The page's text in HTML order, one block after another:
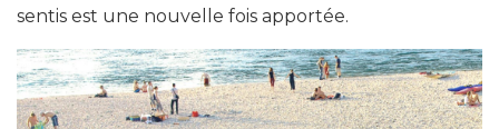
sentis est une nouvelle fois apportée.